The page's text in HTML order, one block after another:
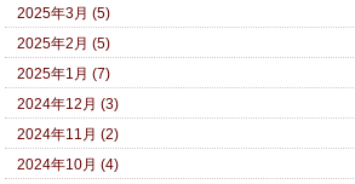
2025年3月 (5)
2025年2月 (5)
2025年1月 (7)
2024年12月 (3)
2024年11月 (2)
2024年10月 (4)